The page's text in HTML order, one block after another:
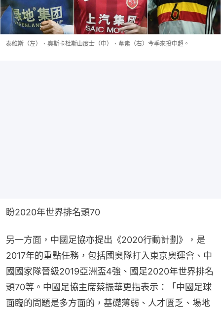
泰維斯（左）、奧斯卡杜斯山度士（中）、韋素（右）今季來投中超。
盼2020年世界排名頭70
另一方面，中國足協亦提出《2020行動計劃》，是
2017年的重點任務，包括國奧隊打入東京奧運會、中
國國家隊晉級2019亞洲盃4強、國足2020年世界排名
頭70等。中國足協主席蔡振華更指表示：「中國足球
面臨的問題是多方面的，基礎薄弱、人才匱乏、場地